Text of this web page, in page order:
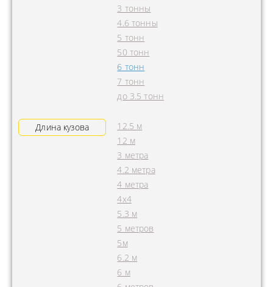
3 тонны
4.6 тонны
5 тонн
50 тонн
6 тонн
7 тонн
до 3.5 тонн
Длина кузова
12.5 м
12 м
3 метра
4.2 метра
4 метра
4x4
5.3 м
5 метров
5м
6.2 м
6 м